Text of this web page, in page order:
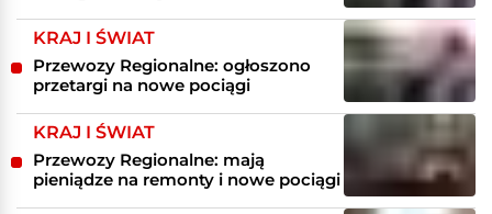
KRAJ I ŚWIAT
Przewozy Regionalne: ogłoszono
przetargi na nowe pociągi
KRAJ I ŚWIAT
Przewozy Regionalne: mają
pieniądze na remonty i nowe pociągi